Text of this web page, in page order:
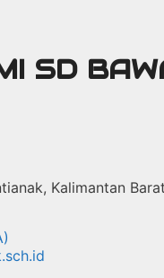
SD
Kalimantan